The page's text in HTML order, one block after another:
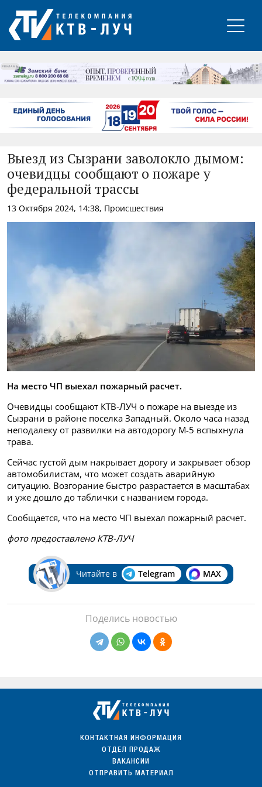
РЕКЛАМА
Выезд из Сызрани заволокло дымом:
очевидцы сообщают о пожаре у
федеральной трассы
13 Октября 2024, 14:38, Происшествия
На место ЧП выехал пожарный расчет.
Очевидцы сообщают КТВ-ЛУЧ о пожаре на выезде из
Сызрани в районе поселка Западный. Около часа назад
неподалеку от развилки на автодорогу М-5 вспыхнула
трава.
Сейчас густой дым накрывает дорогу и закрывает обзор
автомобилистам, что может создать аварийную
ситуацию. Возгорание быстро разрастается в масштабах
и уже дошло до таблички с названием города.
Сообщается, что на место ЧП выехал пожарный расчет.
фото предоставлено КТВ-ЛУЧ
Читайте в Telegram MAX
Поделись новостью
КОНТАКТНАЯ ИНФОРМАЦИЯ
ОТДЕЛ ПРОДАЖ
ВАКАНСИИ
ОТПРАВИТЬ МАТЕРИАЛ